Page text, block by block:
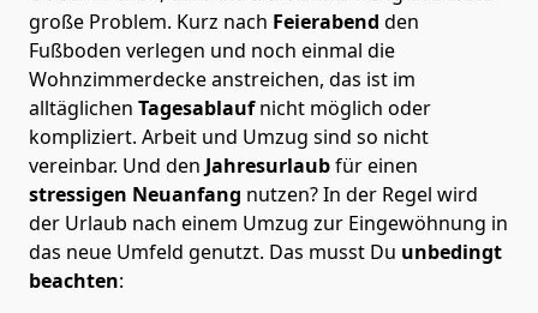
große Problem. Kurz nach Feierabend den
Fußboden verlegen und noch einmal die
Wohnzimmerdecke anstreichen, das ist im
alltäglichen Tagesablaufnicht möglich oder
kompliziert. Arbeit und Umzug sind so nicht
vereinbar. Und den Jahresurlaubfür einen
stressigen Neuanfang nutzen? In der Regel wird
der Urlaub nach einem Umzug zur Eingewöhnung in
das neue Umfeld genutzt. Das musst Du unbedingt
beachten: